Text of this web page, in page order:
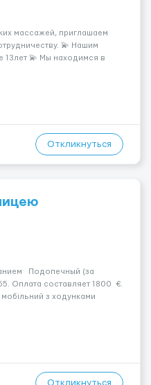
массажей, приглашаем
💫 Нашим
💫 Мы находимся в
Наличие работы. Поток 💝
Откликнуться
Подопечный (за
Оплата составляет 1800 €.
з ходунками
Ночью: Чоловік ін...